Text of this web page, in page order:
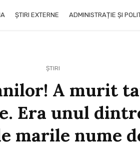
ȘTIRI EXTERNE ADMINISTRAȚIE ȘI
ȘTIRI
A murit
Era unul
marile nume